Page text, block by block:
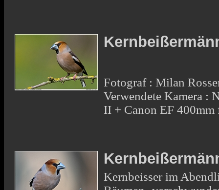
Fotograf : Milan
Verwendete Kamera :
II + Canon EF
Kernbeisser im